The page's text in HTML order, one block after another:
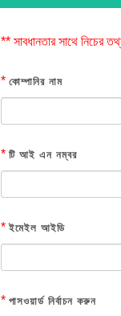
** সাবধানতার সাথে নিচের
* কোম্পানির নাম
* টি আই এন নম্বর
* ইমেইল আইডি
* পাসওয়ার্ড নির্বাচন করুন